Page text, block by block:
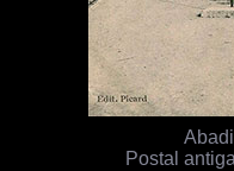
Postal